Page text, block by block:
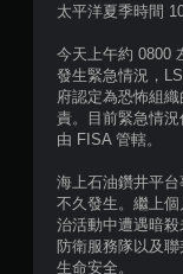
太平洋夏季時間
今天上午約 0800
發生緊急情況，
府認定為恐怖組
責。目前緊急情
由 FISA 管轄。
海上石油鑽井平
不久發生。繼上
治活動中遭遇暗殺
防衛服務隊以及
生命安全。